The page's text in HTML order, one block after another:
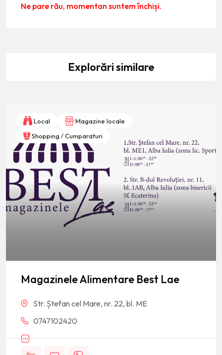
Ne pare rău, momentan suntem închiși.
Explorări similare
Local
Magazine locale
Shopping / Cumparaturi
Magazinele Alimentare Best Lae
Str. Ștefan cel Mare, nr. 22, bl. ME
0747102420